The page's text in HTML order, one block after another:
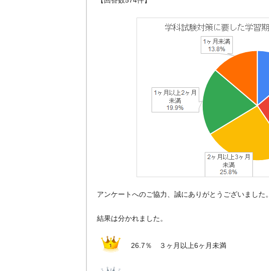
アンケートへのご協力、誠にありがとうございました。
結果は分かれました。
26.7％ ３ヶ月以上6ヶ月未満